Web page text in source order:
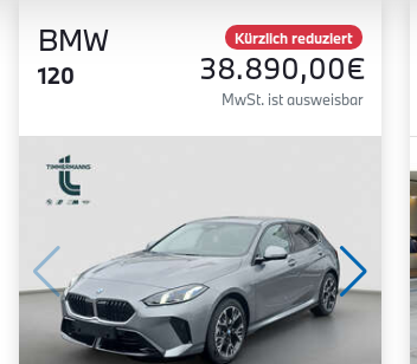
BMW
120
Kürzlich reduziert
38.890,00€
MwSt. ist ausweisbar